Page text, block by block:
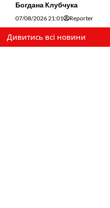
Богдана Клубчука
07/08/2026 21:01 Reporter
Дивитись всі новини